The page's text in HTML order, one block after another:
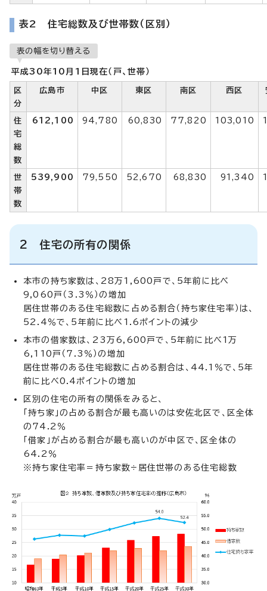
表2 住宅総数及び世帯数（区別）
表の幅を切り替える
平成30年10月1日現在（戸、世帯）
区
分
広島市 中区 東区 南区 西区
住
宅
総
数
612,100 94,780 60,830 77,820 103,010
世
帯
数
539,900 79,550 52,670 68,830 91,340
2 住宅の所有の関係
本市の持ち家数は、28万1,600戸で、5年前に比べ
9,060戸（3.3％）の増加
居住世帯のある住宅総数に占める割合（持ち家住宅率）は、
52.4％で、5年前に比べ1.6ポイントの減少
本市の借家数は、23万6,600戸で、5年前に比べ1万
6,110戸（7.3％）の増加
居住世帯のある住宅総数に占める割合は、44.1％で、5年
前に比べ0.4ポイントの増加
区別の住宅の所有の関係をみると、
「持ち家」の占める割合が最も高いのは安佐北区で、区全体
の74.2％
「借家」が占める割合が最も高いのが中区で、区全体の
64.2％
※持ち家住宅率＝持ち家数÷居住世帯のある住宅総数